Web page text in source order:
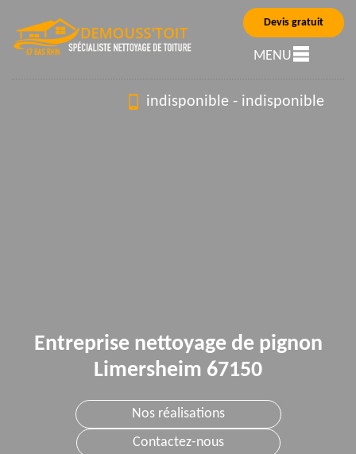
Devis gratuit
MENU
indisponible - indisponible
Entreprise nettoyage de pignon
Limersheim 67150
Nos réalisations
Contactez-nous